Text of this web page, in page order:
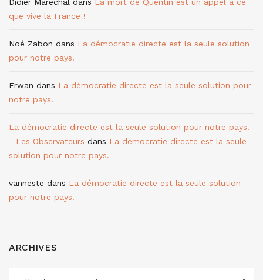
que vive la France !
Noé Zabon dans La démocratie directe est la seule solution
pour notre pays.
Erwan dans La démocratie directe est la seule solution pour
notre pays.
La démocratie directe est la seule solution pour notre pays.
- Les Observateurs dans La démocratie directe est la seule
solution pour notre pays.
vanneste dans La démocratie directe est la seule solution
pour notre pays.
ARCHIVES
ARCHIVES